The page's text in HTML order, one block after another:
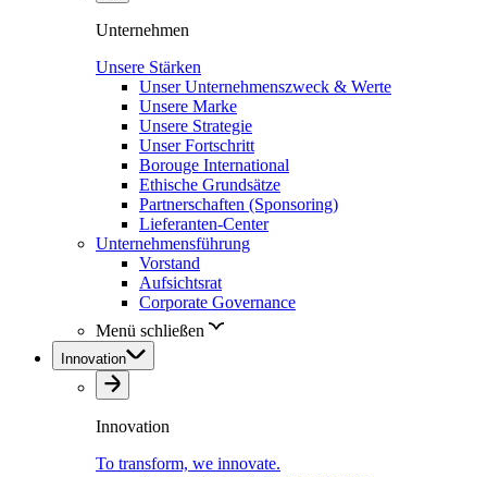
Unternehmen
Unsere Stärken
Unser Unternehmenszweck & Werte
Unsere Marke
Unsere Strategie
Unser Fortschritt
Borouge International
Ethische Grundsätze
Partnerschaften (Sponsoring)
Lieferanten-Center
Unternehmensführung
Vorstand
Aufsichtsrat
Corporate Governance
Menü schließen
Innovation
Innovation
To transform, we innovate.